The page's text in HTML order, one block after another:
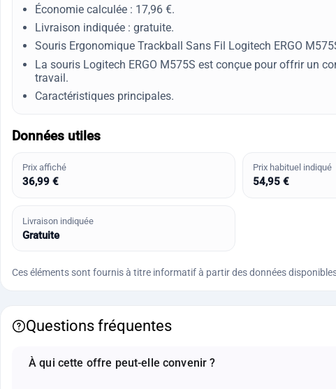
Économie calculée : 17,96 €.
Livraison indiquée : gratuite.
Souris Ergonomique Trackball Sans Fil Logitech ERGO
La souris Logitech ERGO M575S est conçue pour offrir un
travail.
Caractéristiques principales.
Données utiles
Prix affiché
36,99 €
Prix habituel indiqué
54,95 €
Livraison indiquée
Gratuite
Ces éléments sont fournis à titre informatif à partir des données
Questions fréquentes
À qui cette offre peut-elle convenir ?